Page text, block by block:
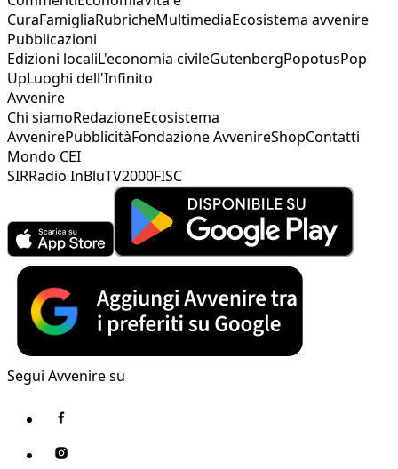
CuraFamigliaRubricheMultimediaEcosistema avvenire
Pubblicazioni
Edizioni localiL'economia civileGutenbergPopotusPop
UpLuoghi dell'Infinito
Avvenire
Chi siamoRedazioneEcosistema
AvvenirePubblicitàFondazione AvvenireShopContatti
Mondo CEI
SIRRadio InBluTV2000FISC
Segui Avvenire su